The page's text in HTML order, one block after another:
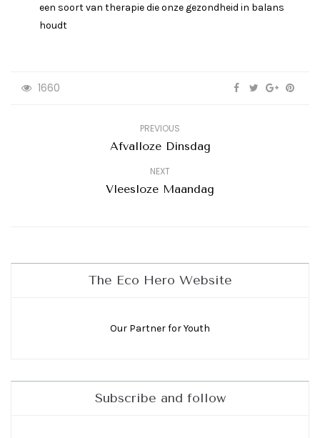
een soort van therapie die onze gezondheid in balans
houdt
1660
PREVIOUS
Afvalloze Dinsdag
NEXT
Vleesloze Maandag
The Eco Hero Website
Our Partner for Youth
Subscribe and follow